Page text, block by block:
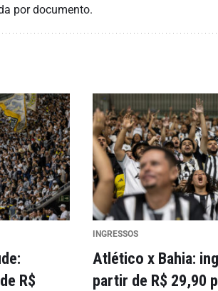
por documento.
R$
INGRESSOS
Atlético x Bahia:
partir de R$ 29,90